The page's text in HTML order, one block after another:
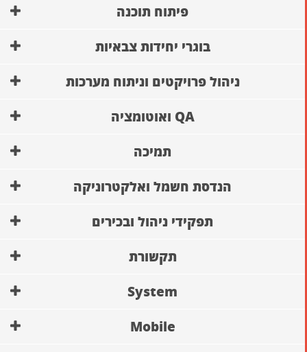
פיתוח תוכנה
בוגרי יחידות צבאיות
ניהול פרויקטים וניתוח מערכות
QA ואוטומציה
תמיכה
הנדסת חשמל ואלקטרוניקה
תפקידי ניהול ובכירים
תקשורת
System
Mobile